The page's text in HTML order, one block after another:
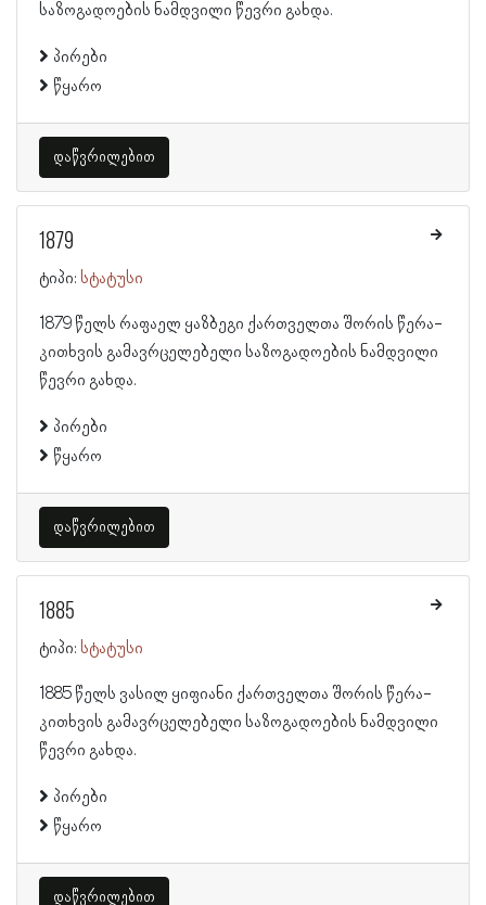
საზოგადოების ნამდვილი წევრი გახდა.
პირები
წყარო
დაწვრილებით
1879
ტიპი: სტატუსი
1879 წელს რაფაელ ყაზბეგი ქართველთა შორის წერა-
კითხვის გამავრცელებელი საზოგადოების ნამდვილი
წევრი გახდა.
პირები
წყარო
დაწვრილებით
1885
ტიპი: სტატუსი
1885 წელს ვასილ ყიფიანი ქართველთა შორის წერა-
კითხვის გამავრცელებელი საზოგადოების ნამდვილი
წევრი გახდა.
პირები
წყარო
დაწვრილებით